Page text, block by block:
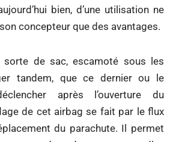
bien, d’une utilisation ne
concepteur que des avantages.
sorte de sac, escamoté sous les
tandem, que ce dernier ou le
après l’ouverture du
de cet airbag se fait par le flux
du parachute. Il permet